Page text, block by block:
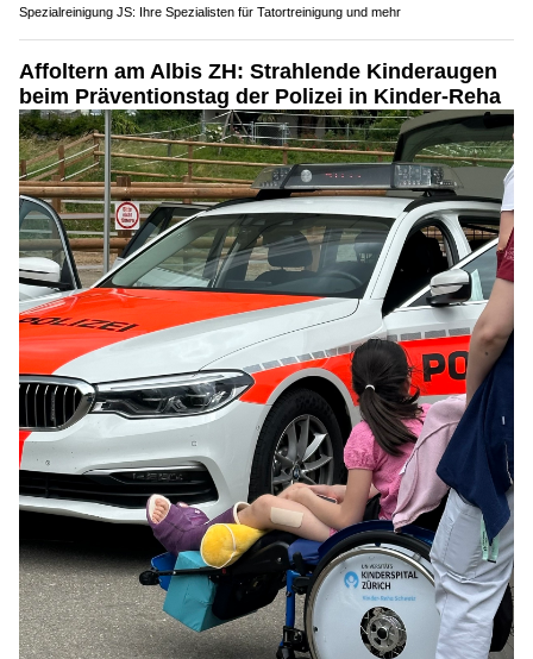
Spezialreinigung JS: Ihre Spezialisten für Tatortreinigung und mehr
Affoltern am Albis ZH: Strahlende Kinderaugen
beim Präventionstag der Polizei in Kinder-Reha